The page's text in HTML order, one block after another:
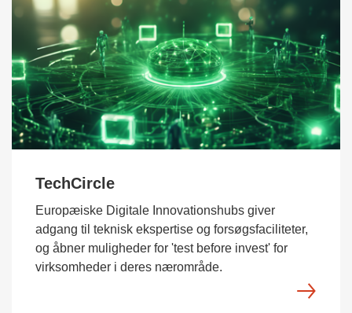
TechCircle
Europæiske Digitale Innovationshubs giver
adgang til teknisk ekspertise og forsøgsfaciliteter,
og åbner muligheder for 'test before invest' for
virksomheder i deres nærområde.